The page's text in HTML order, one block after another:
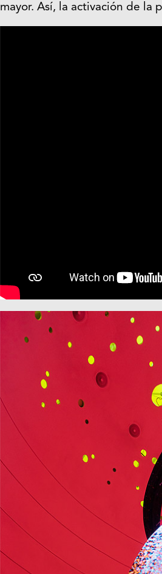
mayor. Así, la activación de la